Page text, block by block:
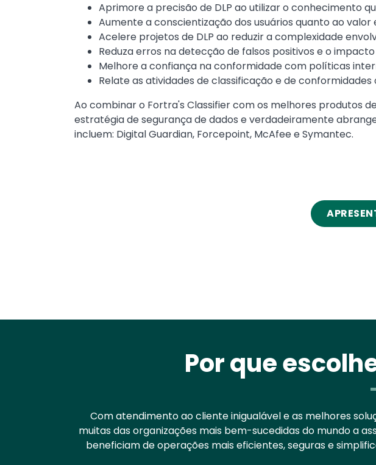
Aprimore a precisão de DLP ao utilizar o conhecimento
Aumente a conscientização dos usuários quanto ao valor
Acelere projetos de DLP ao reduzir a complexidade
Reduza erros na detecção de falsos positivos e o
Melhore a confiança na conformidade com políticas
Relate as atividades de classificação e de
Ao combinar o Fortra's Classifier com os melhores produtos
estratégia de segurança de dados e verdadeiramente
incluem: Digital Guardian, Forcepoint, McAfee e Symantec.
Por que
Com atendimento ao cliente inigualável e as melhores
muitas das organizações mais bem-sucedidas do mundo a
beneficiam de operações mais eficientes, seguras e